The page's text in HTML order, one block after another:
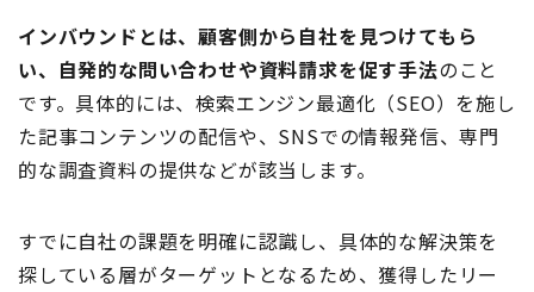
インバウンドとは、顧客側から自社を見つけてもら
い、自発的な問い合わせや資料請求を促す手法のこと
です。具体的には、検索エンジン最適化（SEO）を施し
た記事コンテンツの配信や、SNSでの情報発信、専門
的な調査資料の提供などが該当します。
すでに自社の課題を明確に認識し、具体的な解決策を
探している層がターゲットとなるため、獲得したリー